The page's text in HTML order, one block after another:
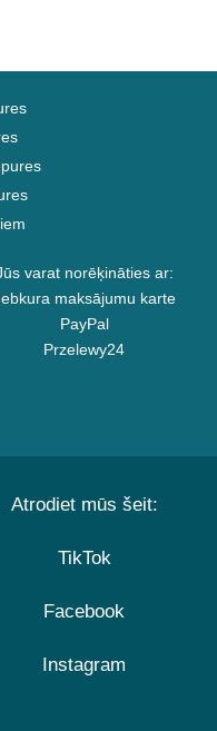
varat norēķināties ar:
maksājumu karte
PayPal
Przelewy24
Atrodiet mūs šeit:
TikTok
Facebook
Instagram